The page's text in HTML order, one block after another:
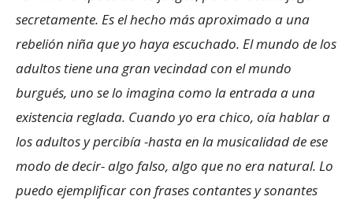
secretamente. Es el hecho más aproximado a una
rebelión niña que yo haya escuchado. El mundo de los
adultos tiene una gran vecindad con el mundo
burgués, uno se lo imagina como la entrada a una
existencia reglada. Cuando yo era chico, oía hablar a
los adultos y percibía -hasta en la musicalidad de ese
modo de decir- algo falso, algo que no era natural. Lo
puedo ejemplificar con frases contantes y sonantes